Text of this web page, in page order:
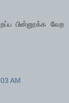
பின்னூக்க வேற
AM